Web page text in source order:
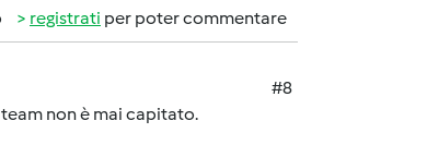
registrati per poter commentare
#8
non è mai capitato.